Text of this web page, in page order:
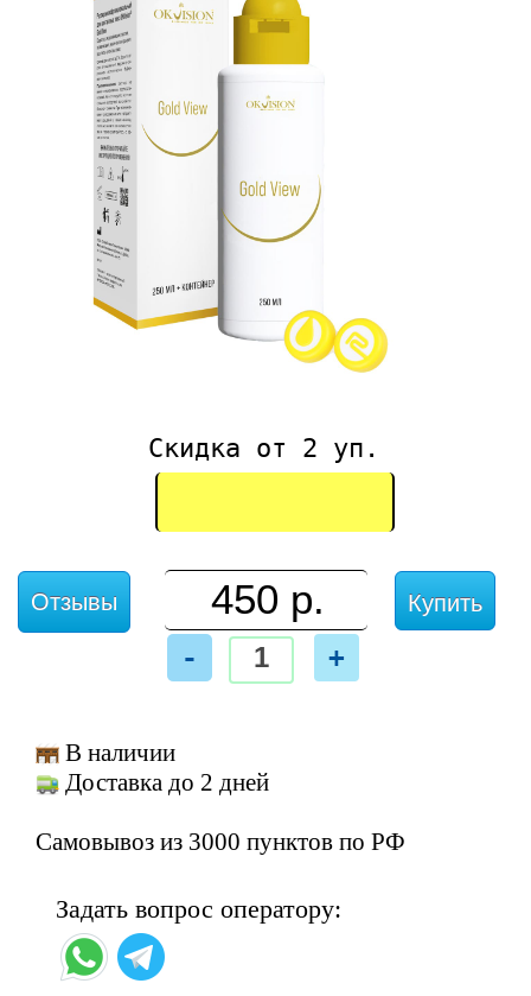
Скидка от 2 уп.
Отзывы
- +
Купить
В наличии
Доставка до 2 дней
Самовывоз из 3000 пунктов по РФ
Задать вопрос оператору: